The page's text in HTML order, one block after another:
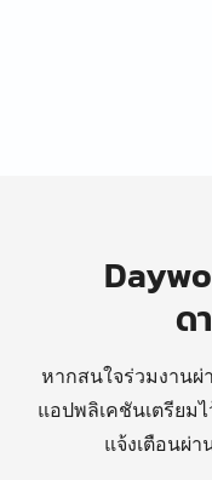
ด
หากสนใจร่วมงานผ่
แอปพลิเคชันเตรียม
แจ้งเตือนผ่